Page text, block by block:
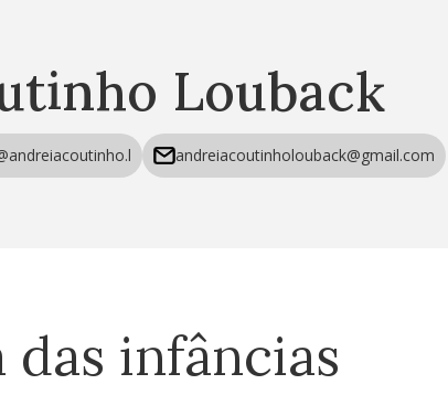
Louback
andreiacoutinholouback@gmail.com
infâncias